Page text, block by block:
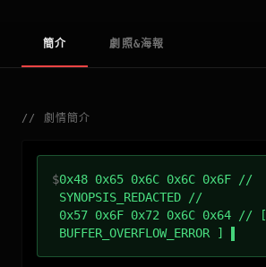
簡介 劇照&海報
// 劇情簡介
$0x48 0x65 0x6C 0x6C 0x6F //
SYNOPSIS_REDACTED //
0x57 0x6F 0x72 0x6C 0x64 // [
BUFFER_OVERFLOW_ERROR ]